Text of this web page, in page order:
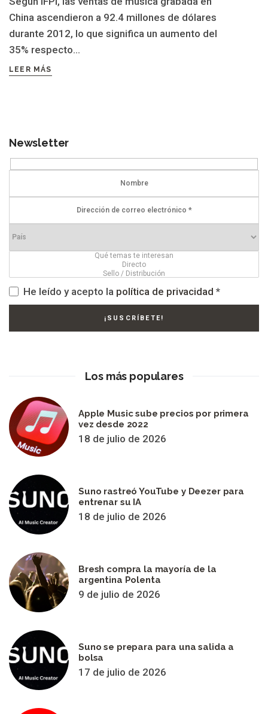
China ascendieron a 92.4 millones de dólares
durante 2012, lo que significa un aumento del
35% respecto...
LEER MÁS
Newsletter
He leído y acepto la política de privacidad *
Los más populares
Apple Music sube precios por primera
vez desde 2022
18 de julio de 2026
Suno rastreó YouTube y Deezer para
entrenar su IA
18 de julio de 2026
Bresh compra la mayoría de la
argentina Polenta
9 de julio de 2026
Suno se prepara para una salida a
bolsa
17 de julio de 2026